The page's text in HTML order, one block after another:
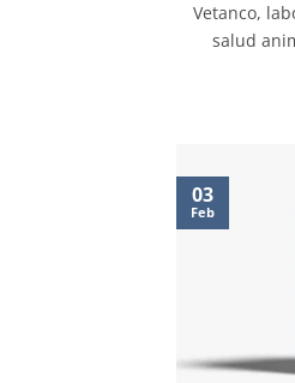
Vetanco,
salud
03
Feb